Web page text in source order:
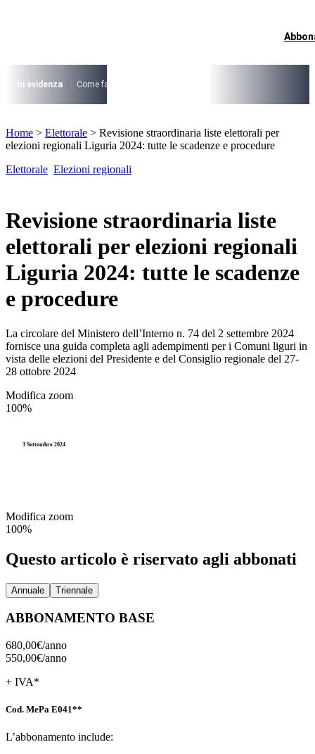
I più cercati
Lorem ipsum dolor sit amet consectetur
Lorem ipsum dolor sit amet consectetur
In evidenza Come fare per …
Lorem ipsum dolor sit amet consectetur
Home > Elettorale > Revisione straordinaria liste elettorali per
elezioni regionali Liguria 2024: tutte le scadenze e procedure
Elettorale Elezioni regionali
Revisione straordinaria liste
elettorali per elezioni regionali
Liguria 2024: tutte le scadenze
e procedure
La circolare del Ministero dell’Interno n. 74 del 2 settembre 2024
fornisce una guida completa agli adempimenti per i Comuni liguri in
vista delle elezioni del Presidente e del Consiglio regionale del 27-
28 ottobre 2024
Modifica zoom
100%
3 Settembre 2024
Modifica zoom
100%
Questo articolo è riservato agli abbonati
Annuale Triennale
ABBONAMENTO BASE
680,00€/anno
550,00€/anno
+ IVA*
Cod. MePa E041**
L’abbonamento include: